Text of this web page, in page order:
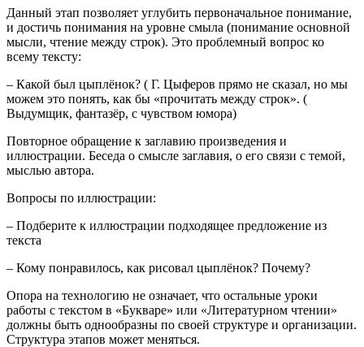
Данный этап позволяет углубить первоначальное понимание,
и достичь понимания на уровне смыла (понимание основной
мысли, чтение между строк). Это проблемный вопрос ко
всему тексту:
– Какой был цыплёнок? ( Г. Цыферов прямо не сказал, но мы
можем это понять, как бы «прочитать между строк». (
Выдумщик, фантазёр, с чувством юмора)
Повторное обращение к заглавию произведения и
иллюстрации. Беседа о смысле заглавия, о его связи с темой,
мыслью автора.
Вопросы по иллюстрации:
– Подберите к иллюстрации подходящее предложение из
текста
– Кому понравилось, как рисовал цыплёнок? Почему?
Опора на технологию не означает, что остальные уроки
работы с текстом в «Букваре» или «Литературном чтении»
должны быть однообразны по своей структуре и организации.
Структура этапов может меняться.